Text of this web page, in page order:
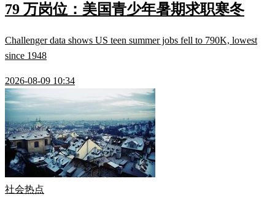
79 万岗位：美国青少年暑期求职寒冬
Challenger data shows US teen summer jobs fell to 790K, lowest
since 1948
2026-08-09 10:34
社会热点